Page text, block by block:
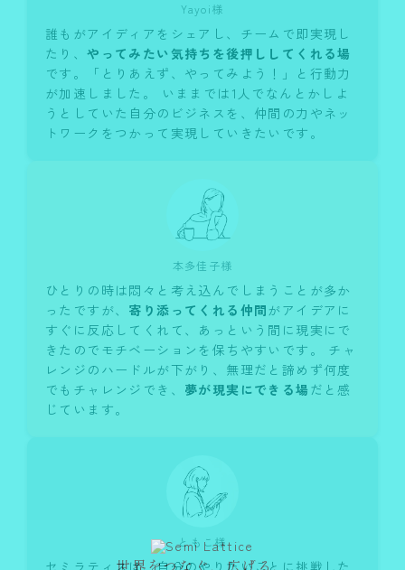
Yayoi様
誰もがアイディアをシェアし、チームで即実現し
たり、やってみたい気持ちを後押ししてくれる場
です。「とりあえず、やってみよう！」と行動力
が加速しました。 いままでは1人でなんとかしよ
うとしていた自分のビジネスを、仲間の力やネッ
トワークをつかって実現していきたいです。
本多佳子様
ひとりの時は悶々と考え込んでしまうことが多か
ったですが、 寄り添ってくれる仲間 がアイデアに
すぐに反応してくれて、あっという間に現実にで
きたのでモチベーションを保ちやすいです。 チャ
レンジのハードルが下がり、無理だと諦めず何度
でもチャレンジでき、 夢が現実にできる場 だと感
じています。
ともこ様